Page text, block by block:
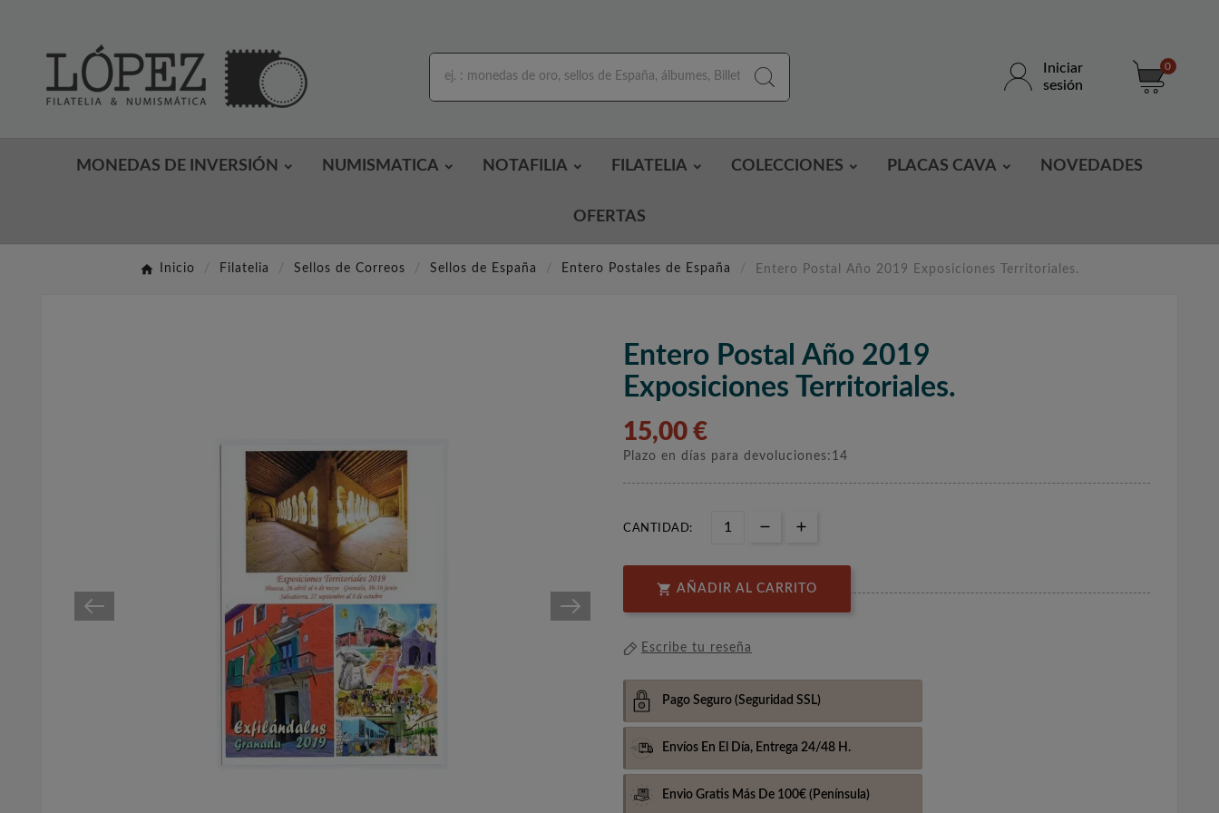
Iniciar
sesión
0
MONEDAS DE INVERSIÓN NUMISMATICA NOTAFILIA FILATELIA COLECCIONES PLACAS CAVA NOVEDADES
OFERTAS
Inicio Filatelia Sellos de Correos Sellos de España Entero Postales de España Entero Postal Año 2019 Exposiciones Territoriales.
Entero Postal Año 2019
Exposiciones Territoriales.
15,00 €
Plazo en días para devoluciones:14
CANTIDAD:
 AÑADIR AL CARRITO
Escribe tu reseña
Pago Seguro (Seguridad SSL)
Envíos En El Día, Entrega 24/48 H.
Envio Gratis Más De 100€ (Península)